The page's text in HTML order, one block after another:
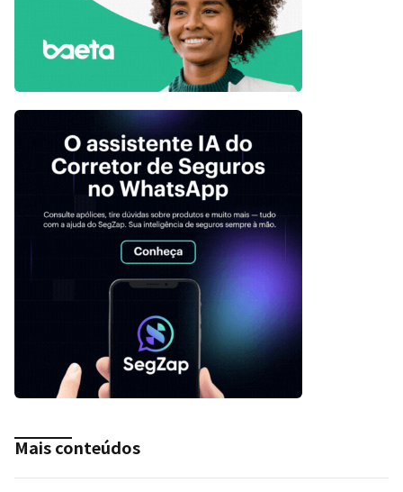
Mais conteúdos